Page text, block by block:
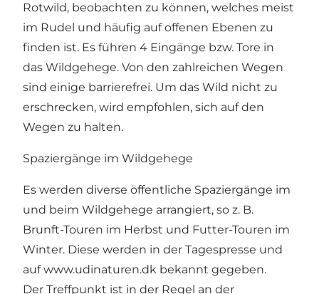
Rotwild, beobachten zu können, welches meist
im Rudel und häufig auf offenen Ebenen zu
finden ist. Es führen 4 Eingänge bzw. Tore in
das Wildgehege. Von den zahlreichen Wegen
sind einige barrierefrei. Um das Wild nicht zu
erschrecken, wird empfohlen, sich auf den
Wegen zu halten.
Spaziergänge im Wildgehege
Es werden diverse öffentliche Spaziergänge im
und beim Wildgehege arrangiert, so z. B.
Brunft-Touren im Herbst und Futter-Touren im
Winter. Diese werden in der Tagespresse und
aufwww.udinaturen.dk bekannt gegeben.
Der Treffpunkt ist in der Regel an der